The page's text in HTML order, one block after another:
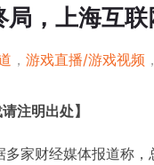
局，上海互
， 游戏直播/游戏视频 ，
注明出处】
家财经媒体报道称，